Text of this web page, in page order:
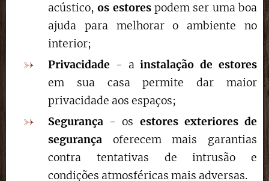
acústico,os estorespodem ser uma boa
ajuda para melhorar o ambiente no
interior;
Privacidade - ainstalação de estores
em sua casa permite dar maior
privacidade aos espaços;
Segurança - os estores exteriores de
segurança oferecem mais garantias
contra tentativas de intrusão e
condições atmosféricas mais adversas.